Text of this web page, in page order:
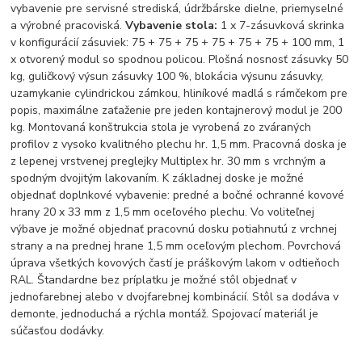
vybavenie pre servisné strediská, údržbárske dielne, priemyselné
a výrobné pracoviská.Vybavenie stola: 1 x 7-zásuvková skrinka
v konfigurácií zásuviek: 75 + 75 + 75 + 75 + 75 + 75 + 100 mm, 1
x otvorený modul so spodnou policou. Plošná nosnosť zásuvky 50
kg, guličkový výsun zásuvky 100 %, blokácia výsunu zásuvky,
uzamykanie cylindrickou zámkou, hliníkové madlá s rámčekom pre
popis, maximálne zaťaženie pre jeden kontajnerový modul je 200
kg. Montovaná konštrukcia stola je vyrobená zo zváraných
profilov z vysoko kvalitného plechu hr. 1,5 mm. Pracovná doska je
z lepenej vrstvenej preglejky Multiplex hr. 30 mm s vrchným a
spodným dvojitým lakovaním. K základnej doske je možné
objednať doplnkové vybavenie: predné a bočné ochranné kovové
hrany 20 x 33 mm z 1,5 mm oceľového plechu. Vo voliteľnej
výbave je možné objednať pracovnú dosku potiahnutú z vrchnej
strany a na prednej hrane 1,5 mm oceľovým plechom. Povrchová
úprava všetkých kovových častí je práškovým lakom v odtieňoch
RAL. Štandardne bez príplatku je možné stôl objednať v
jednofarebnej alebo v dvojfarebnej kombinácií. Stôl sa dodáva v
demonte, jednoduchá a rýchla montáž. Spojovací materiál je
súčasťou dodávky.